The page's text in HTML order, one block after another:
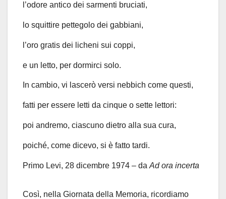
l’odore antico dei sarmenti bruciati,
lo squittire pettegolo dei gabbiani,
l’oro gratis dei licheni sui coppi,
e un letto, per dormirci solo.
In cambio, vi lascerò versi nebbich come questi,
fatti per essere letti da cinque o sette lettori:
poi andremo, ciascuno dietro alla sua cura,
poiché, come dicevo, si è fatto tardi.
Primo Levi, 28 dicembre 1974 – da Ad ora incerta
Così, nella Giornata della Memoria, ricordiamo